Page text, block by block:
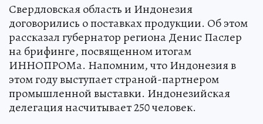
Свердловская область и Индонезия
договорились о поставках продукции. Об этом
рассказал губернатор региона Денис Паслер
на брифинге, посвященном итогам
ИННОПРОМа. Напомним, что Индонезия в
этом году выступает страной-партнером
промышленной выставки. Индонезийская
делегация насчитывает 250 человек.